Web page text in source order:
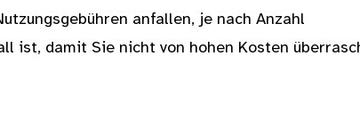
anfallen, je nach Anzahl
ist, damit Sie nicht von hohen Kosten